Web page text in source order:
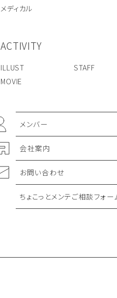
メディカル
ACTIVITY
ILLUST
STAFF
MOVIE
メンバー
会社案内
お問い合わせ
ちょこっとメンテご相談フォー